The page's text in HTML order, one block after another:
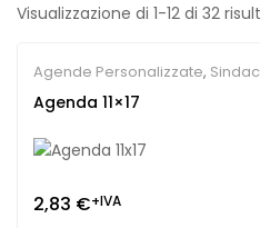
Visualizzazione di 1-12 di 32
Agende Personalizzate,
Agenda 11×17
2,83 €+IVA